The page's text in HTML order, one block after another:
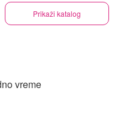
Prikaži katalog
vreme